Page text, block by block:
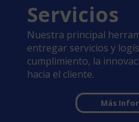
Servicios
Nuestra principal
entregar servicios y
cumplimiento, la
hacia el cliente.
Más